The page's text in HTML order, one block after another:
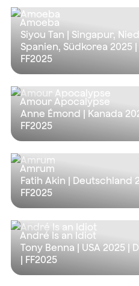
Amoeba
Siyou Tan | Singapur,
Spanien, Südkorea 2025
FF2025
Amour Apocalypse
Anne Émond | Kanada
FF2025
Amrum
Fatih Akin | Deutschland
FF2025
André Is an Idiot
Tony Benna | USA 2025 |
| FF2025